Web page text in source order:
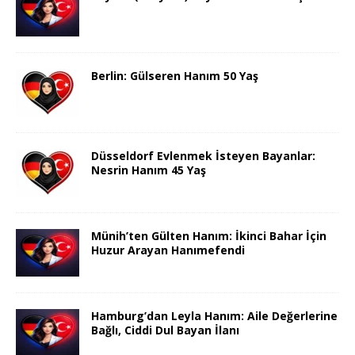
Berlin: Gülseren Hanım 50 Yaş
Düsseldorf Evlenmek İsteyen Bayanlar:
Nesrin Hanım 45 Yaş
Münih’ten Gülten Hanım: İkinci Bahar İçin
Huzur Arayan Hanımefendi
Hamburg’dan Leyla Hanım: Aile Değerlerine
Bağlı, Ciddi Dul Bayan İlanı